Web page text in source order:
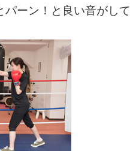
ーン！と良い音がし